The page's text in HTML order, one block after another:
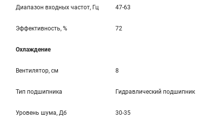
Диапазон входных частот, Гц 47-63
Эффективность, % 72
Охлаждение
Вентилятор, см 8
Тип подшипника Гидравлический подшипник
Уровень шума, Дб 30-35